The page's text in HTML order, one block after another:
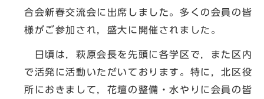
合会新春交流会に出席しました。多くの会員の皆
様がご参加され，盛大に開催されました。
日頃は，萩原会長を先頭に各学区で，また区内
で活発に活動いただいております。特に，北区役
所におきまして，花壇の整備・水やりに会員の皆